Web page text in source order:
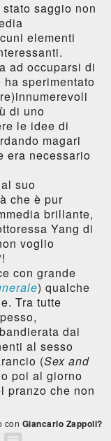
saggio non
elementi
ad occuparsi di
sperimentato
di uno
le idee di
magari
era necessario
suo
che è pur
brillante,
Yang di
voglio
con grande
) qualche
Tra tutte
dai
al sesso
(Sex and
poi al giorno
pranzo che non
con Giancarlo Zappoli?